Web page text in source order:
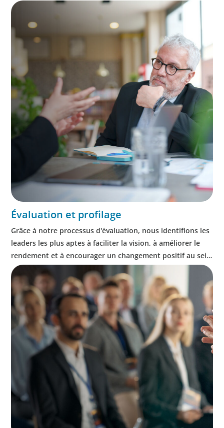
Évaluation et profilage
Grâce à notre processus d'évaluation, nous identifions les
leaders les plus aptes à faciliter la vision, à améliorer le
rendement et à encourager un changement positif au sein
d'une entreprise.